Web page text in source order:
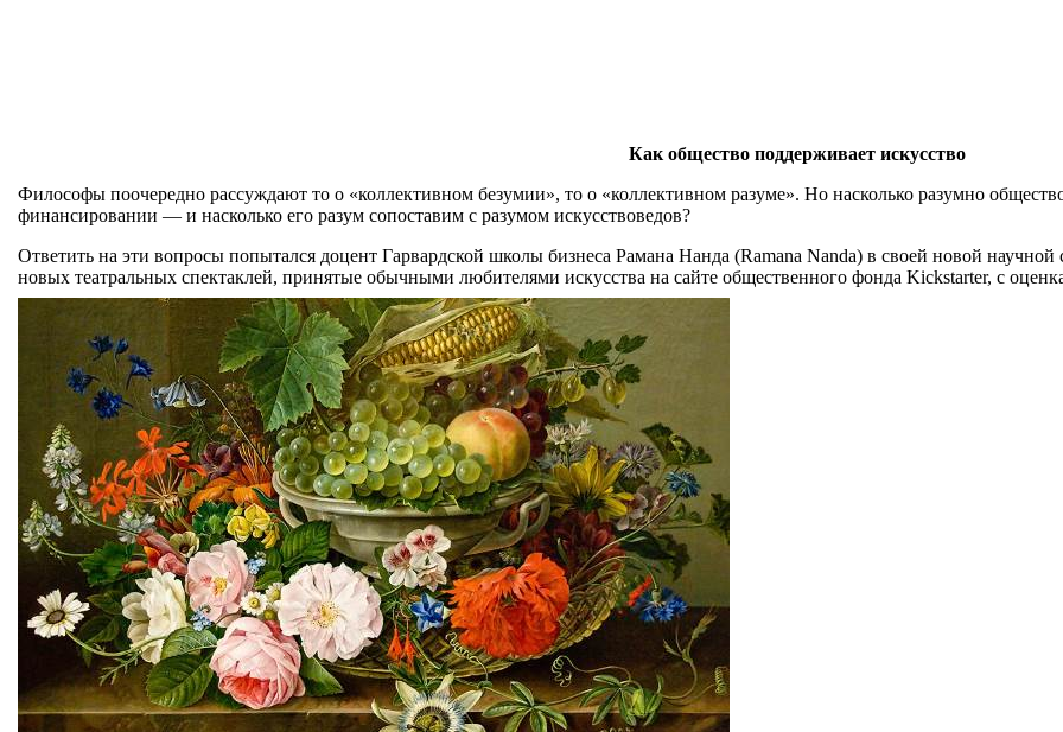
Как общество поддерживает искусство
Философы поочередно рассуждают то о «коллективном безумии», то о «коллективном разуме». Но насколько разумно
финансировании — и насколько его разум сопоставим с разумом искусствоведов?
Ответить на эти вопросы попытался доцент Гарвардской школы бизнеса Рамана Нанда (Ramana Nanda) в своей новой
новых театральных спектаклей, принятые обычными любителями искусства на сайте общественного фонда Kickstarter, с